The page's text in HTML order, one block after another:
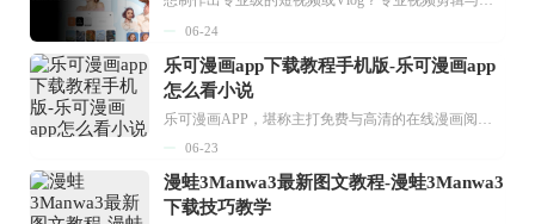
06-24
乐可漫画app下载教程手机版-乐可漫画app
怎么看小说
乐可漫画APP，堪称主打免费与高清的在线漫画阅读神器。其官方版提供海量完整版漫画资源，无论是国内漫画，还是日漫、韩漫、台漫、美漫等国外漫画，应有尽有，随时供你阅读。只需轻点一下，便能直接进入阅读界面。不仅如此，乐可漫画最新版本更新速度极快，在这里，你总能抢先看到全网一手漫画章节内容！...
06-23
漫蛙3Manwa3最新图文教程-漫蛙3Manwa3
下载技巧教学